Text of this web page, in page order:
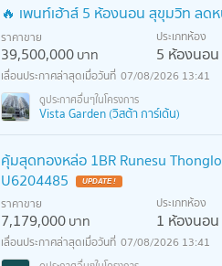
🔥 เพนท์เฮ้าส์ 5 ห้องนอน สุขุมวิท ล
ราคาขาย
39,500,000บาท
ประเภทห้อง
5 ห้องนอน
07/08/2026 13:41
Vista Garden (วิสต้า การ์เด้น)
คุ้มสุดทองหล่อ 1BR Runesu
U6204485
ราคาขาย
7,179,000บาท
ประเภทห้อง
1 ห้องนอน
07/08/2026 13:41